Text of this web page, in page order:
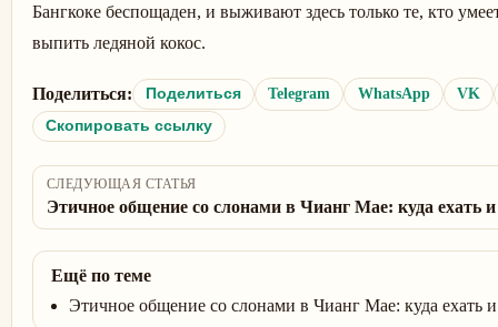
Бангкоке беспощаден, и выживают здесь только те, кто
выпить ледяной кокос.
Поделиться: Поделиться Telegram WhatsApp
VK
Скопировать ссылку
СЛЕДУЮЩАЯ СТАТЬЯ
Этичное общение со слонами в Чианг Мае: куда ехать и
Ещё по теме
Этичное общение со слонами в Чианг Мае: куда ехать и